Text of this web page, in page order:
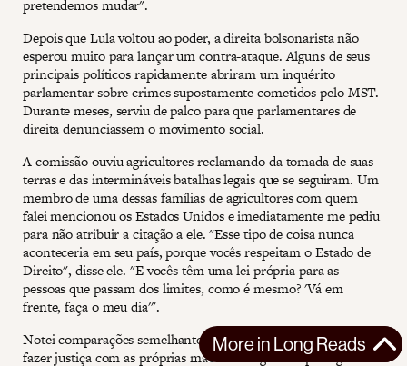
pretendemos mudar".
Depois que Lula voltou ao poder, a direita bolsonarista não
esperou muito para lançar um contra-ataque. Alguns de seus
principais políticos rapidamente abriram um inquérito
parlamentar sobre crimes supostamente cometidos pelo MST.
Durante meses, serviu de palco para que parlamentares de
direita denunciassem o movimento social.
A comissão ouviu agricultores reclamando da tomada de suas
terras e das intermináveis batalhas legais que se seguiram. Um
membro de uma dessas famílias de agricultores com quem
falei mencionou os Estados Unidos e imediatamente me pediu
para não atribuir a citação a ele. "Esse tipo de coisa nunca
aconteceria em seu país, porque vocês respeitam o Estado de
Direito", disse ele. "E vocês têm uma lei própria para as
pessoas que passam dos limites, como é mesmo? 'Vá em
frente, faça o meu dia'".
Notei comparações semelhantes com as práticas dos EUA de
fazer justiça com as próprias mãos ao longo da reportagem.
More in Long Reads